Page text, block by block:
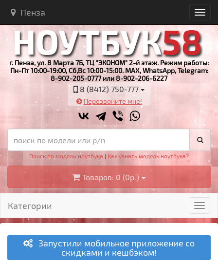
Пенза
г. Пенза, ул. 8 Марта 7Б, ТЦ "ЭКОНОМ" 2-й этаж. Режим работы:
Пн-Пт 10:00-19:00, Сб,Вс 10:00-15:00. MAX, WhatsApp, Telegram:
8-902-205-0777 или 8-902-206-6227
8 (8412) 750-777
Перезвоните мне!
Поиск по модели ноутбука | Как узнать модель ноутбука?
Товаров: 0 (0р.)
Категории
Запустили мобильное приложение со
скидками и кешбэком!